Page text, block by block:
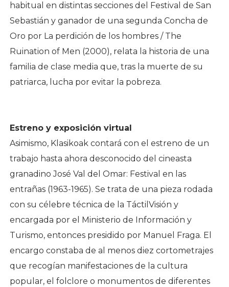
habitual en distintas secciones del Festival de San
Sebastián y ganador de una segunda Concha de
Oro por La perdición de los hombres / The
Ruination of Men (2000), relata la historia de una
familia de clase media que, tras la muerte de su
patriarca, lucha por evitar la pobreza.
Estreno y exposición virtual
Asimismo, Klasikoak contará con el estreno de un
trabajo hasta ahora desconocido del cineasta
granadino José Val del Omar: Festival en las
entrañas (1963-1965). Se trata de una pieza rodada
con su célebre técnica de la TáctilVisión y
encargada por el Ministerio de Información y
Turismo, entonces presidido por Manuel Fraga. El
encargo constaba de al menos diez cortometrajes
que recogían manifestaciones de la cultura
popular, el folclore o monumentos de diferentes